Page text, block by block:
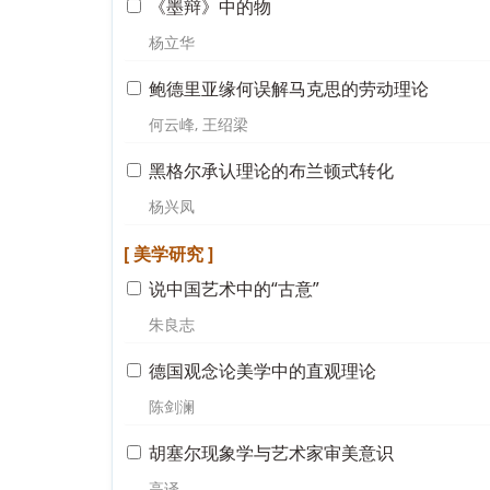
《墨辩》中的物
杨立华
鲍德里亚缘何误解马克思的劳动理论
何云峰, 王绍梁
黑格尔承认理论的布兰顿式转化
杨兴凤
[ 美学研究 ]
说中国艺术中的“古意”
朱良志
德国观念论美学中的直观理论
陈剑澜
胡塞尔现象学与艺术家审美意识